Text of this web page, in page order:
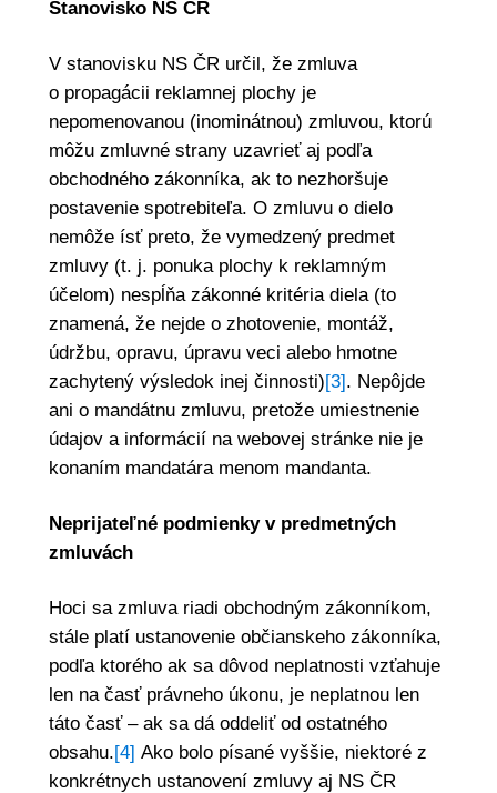
Stanovisko NS ČR
V stanovisku NS ČR určil, že zmluva
o propagácii reklamnej plochy je
nepomenovanou (inominátnou) zmluvou, ktorú
môžu zmluvné strany uzavrieť aj podľa
obchodného zákonníka, ak to nezhoršuje
postavenie spotrebiteľa. O zmluvu o dielo
nemôže ísť preto, že vymedzený predmet
zmluvy (t. j. ponuka plochy k reklamným
účelom) nespĺňa zákonné kritéria diela (to
znamená, že nejde o zhotovenie, montáž,
údržbu, opravu, úpravu veci alebo hmotne
zachytený výsledok inej činnosti)[3]. Nepôjde
ani o mandátnu zmluvu, pretože umiestnenie
údajov a informácií na webovej stránke nie je
konaním mandatára menom mandanta.
Neprijateľné podmienky v predmetných
zmluvách
Hoci sa zmluva riadi obchodným zákonníkom,
stále platí ustanovenie občianskeho zákonníka,
podľa ktorého ak sa dôvod neplatnosti vzťahuje
len na časť právneho úkonu, je neplatnou len
táto časť – ak sa dá oddeliť od ostatného
obsahu.[4] Ako bolo písané vyššie, niektoré z
konkrétnych ustanovení zmluvy aj NS ČR